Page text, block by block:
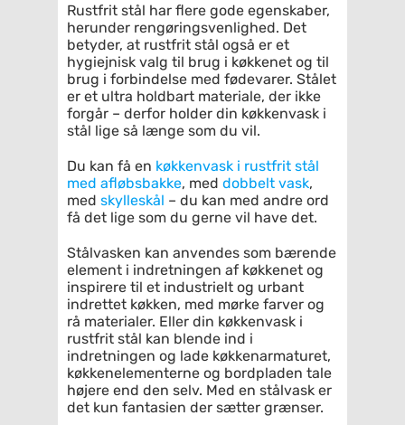
Rustfrit stål har flere gode egenskaber,
herunder rengøringsvenlighed. Det
betyder, at rustfrit stål også er et
hygiejnisk valg til brug i køkkenet og til
brug i forbindelse med fødevarer. Stålet
er et ultra holdbart materiale, der ikke
forgår – derfor holder din køkkenvask i
stål lige så længe som du vil.
Du kan få en køkkenvask i rustfrit stål
med afløbsbakke, med dobbelt vask,
med skylleskål – du kan med andre ord
få det lige som du gerne vil have det.
Stålvasken kan anvendes som bærende
element i indretningen af køkkenet og
inspirere til et industrielt og urbant
indrettet køkken, med mørke farver og
rå materialer. Eller din køkkenvask i
rustfrit stål kan blende ind i
indretningen og lade køkkenarmaturet,
køkkenelementerne og bordpladen tale
højere end den selv. Med en stålvask er
det kun fantasien der sætter grænser.